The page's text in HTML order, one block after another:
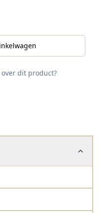
dit product?